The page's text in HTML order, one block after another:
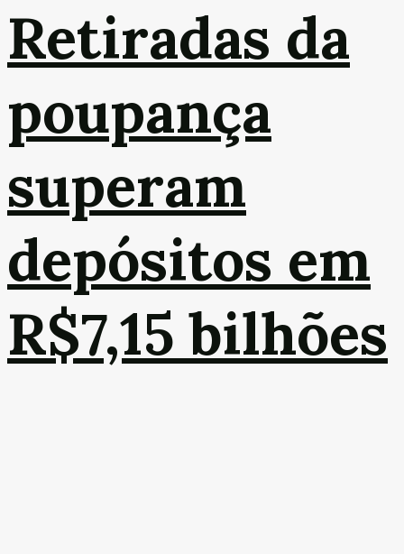
Retiradas da
poupança
superam
depósitos em
R$7,15 bilhões